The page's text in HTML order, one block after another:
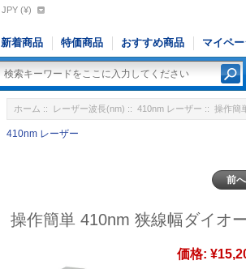
JPY (¥)
新着商品 特価商品 おすすめ商品 マイペ
ホーム :: レーザー波長(nm) ::410nm レーザー :: 操作簡
410nm レーザー
前へ
操作簡単 410nm 狭線幅ダイオ
価格: